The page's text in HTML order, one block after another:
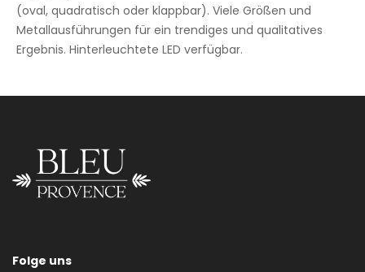
(oval, quadratisch oder klappbar). Viele Größen und
Metallausführungen für ein trendiges und qualitatives
Ergebnis. Hinterleuchtete LED verfügbar.
Folge uns